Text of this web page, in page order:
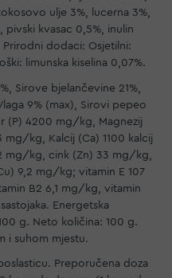
ulje 3%, lucerna 3%,
pivski kvasac 0,5%, inulin
dodaci: Osjetilni:
limunska kiselina 0,07%.
Sirove bjelančevine 21%,
9% (max), Sirovi pepeo
(P) 4200 mg/kg, Magnezij
mg/kg, Kalcij (Ca) 1100 kalcij
mg/kg, cink (Zn) 33 mg/kg,
9,2 mg/kg; vitamin E 107
B2 6,1 mg/kg, vitamin
Energetska
g. Neto količina: 100 g.
i suhom mjestu.
Preporučena doza